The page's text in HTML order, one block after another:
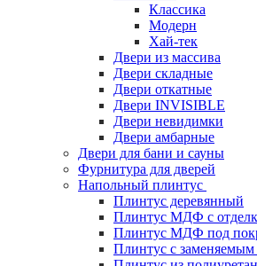
Классика
Модерн
Хай-тек
Двери из массива
Двери складные
Двери откатные
Двери INVISIBLE
Двери невидимки
Двери амбарные
Двери для бани и сауны
Фурнитура для дверей
Напольный плинтус
Плинтус деревянный
Плинтус МДФ с
Плинтус МДФ под
Плинтус с